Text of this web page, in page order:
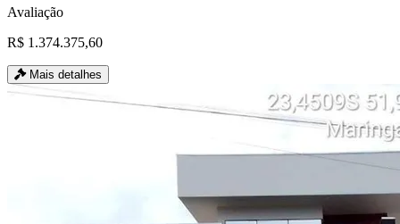
Avaliação
R$ 1.374.375,60
Mais detalhes